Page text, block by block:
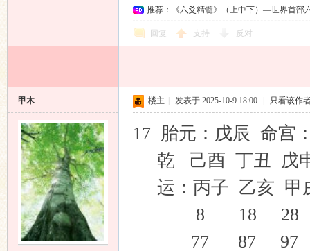
推荐：《六爻精髓》（上中下）—世界首部
回复 支持 反对
甲木 楼主 发表于 2025-10-9 18:00 只看该作
17 胎元：戊辰 命宫
乾 己酉 丁丑 戊
运：丙子 乙亥 甲
8 18 28
77 87 97